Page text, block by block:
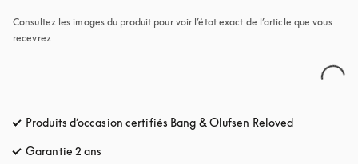
Consultez les images du produit pour voir l’état exact de l’article que vous
recevrez
Produits d’occasion certifiés Bang & Olufsen Reloved
Garantie 2 ans